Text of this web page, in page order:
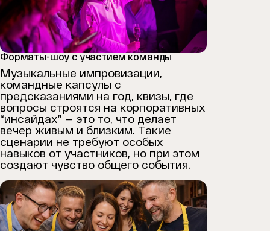
Форматы-шоу с участием команды
Музыкальные импровизации,
командные капсулы с
предсказаниями на год, квизы, где
вопросы строятся на корпоративных
“инсайдах” — это то, что делает
вечер живым и близким. Такие
сценарии не требуют особых
навыков от участников, но при этом
создают чувство общего события.